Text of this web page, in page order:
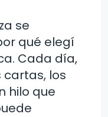
se
qué elegí
Cada día,
los
hilo que